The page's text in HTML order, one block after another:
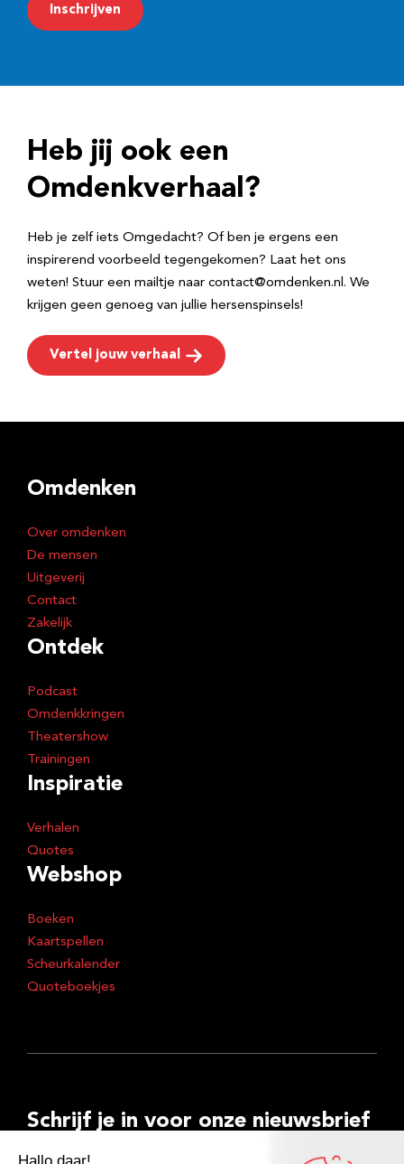
a
r
e
Inschrijven
Heb jij ook een
Omdenkverhaal?
Heb je zelf iets Omgedacht? Of ben je ergens een
inspirerend voorbeeld tegengekomen? Laat het ons
weten! Stuur een mailtje naar contact@omdenken.nl. We
krijgen geen genoeg van jullie hersenspinsels!
Vertel jouw verhaal
Omdenken
Over omdenken
De mensen
Uitgeverij
Contact
Zakelijk
Ontdek
Podcast
Omdenkkringen
Theatershow
Trainingen
Inspiratie
Verhalen
Quotes
Webshop
Boeken
Kaartspellen
Scheurkalender
Quoteboekjes
Schrijf je in voor onze nieuwsbrief